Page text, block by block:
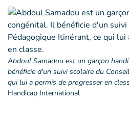
Abdoul Samadou est un garçon
bénéficie d'un suivi scolaire du
qui lui a permis de progresser en
Handicap International